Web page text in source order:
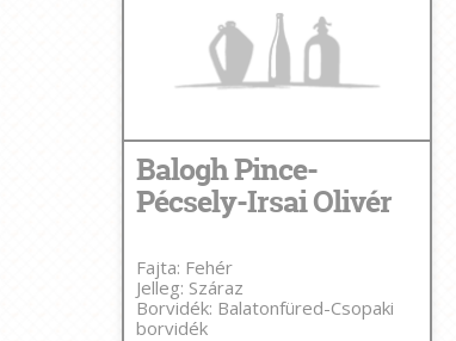
Balogh Pince-
Pécsely-Irsai Olivér
Fajta: Fehér
Jelleg: Száraz
Borvidék: Balatonfüred-Csopaki
borvidék